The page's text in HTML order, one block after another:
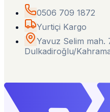
0506 709 1872
Yurtiçi Kargo
Yavuz Selim mah.
Dulkadiroğlu/